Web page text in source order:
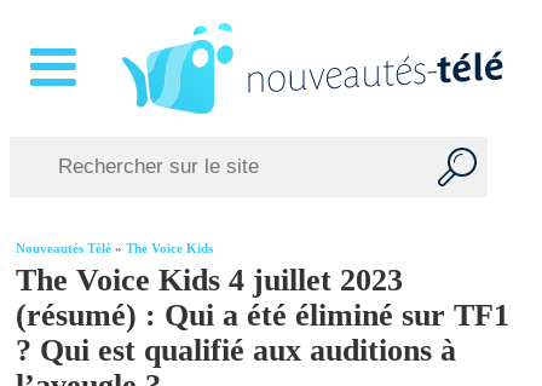
Nouveautés Télé »The Voice Kids
The Voice Kids 4 juillet 2023
(résumé) : Qui a été éliminé sur TF1
? Qui est qualifié aux auditions à